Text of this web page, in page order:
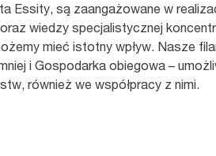
Essity, są zaangażowane w
wiedzy specjalistycznej
mieć istotny wpływ. Nasze
i Gospodarka obiegowa –
również we współpracy z nimi.